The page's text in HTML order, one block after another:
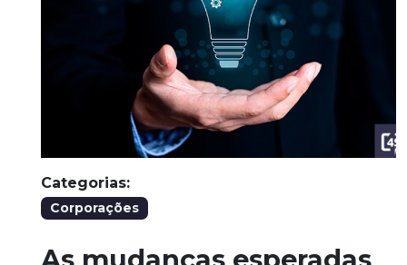
Categorias:
Corporações